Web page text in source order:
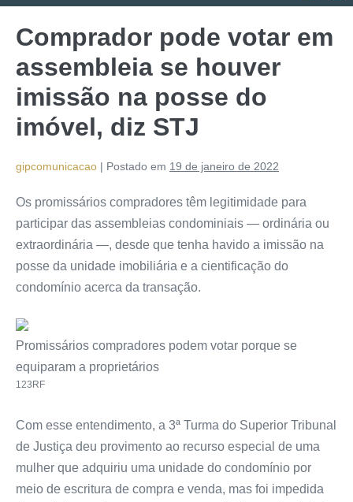
Comprador pode votar em
assembleia se houver
imissão na posse do
imóvel, diz STJ
gipcomunicacao | Postado em 19 de janeiro de 2022
Os promissários compradores têm legitimidade para
participar das assembleias condominiais — ordinária ou
extraordinária —, desde que tenha havido a imissão na
posse da unidade imobiliária e a cientificação do
condomínio acerca da transação.
Promissários compradores podem votar porque se
equiparam a proprietários
123RF
Com esse entendimento, a 3ª Turma do Superior Tribunal
de Justiça deu provimento ao recurso especial de uma
mulher que adquiriu uma unidade do condomínio por
meio de escritura de compra e venda, mas foi impedida